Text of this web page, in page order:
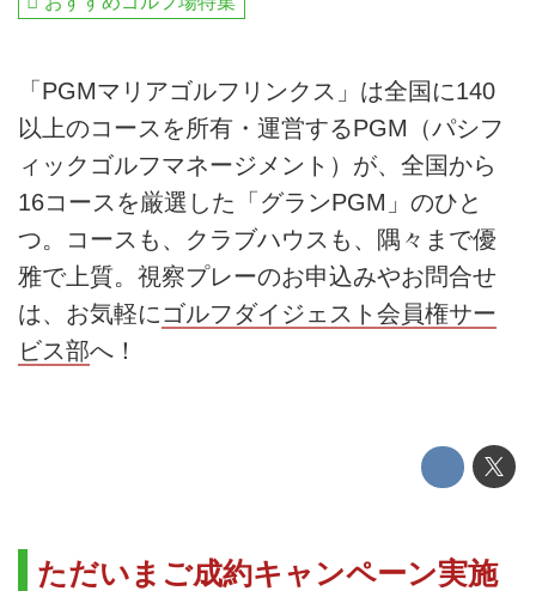
「PGMマリアゴルフリンクス」は全国に140
以上のコースを所有・運営するPGM（パシフ
ィックゴルフマネージメント）が、全国から
16コースを厳選した「グランPGM」のひと
つ。コースも、クラブハウスも、隅々まで優
雅で上質。視察プレーのお申込みやお問合せ
は、お気軽にゴルフダイジェスト会員権サー
ビス部へ！
ただいまご成約キャンペーン実施